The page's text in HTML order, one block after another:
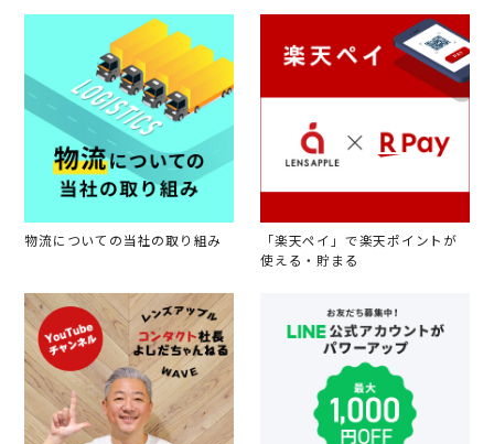
物流についての当社の取り組み
「楽天ペイ」で楽天ポイントが
使える・貯まる